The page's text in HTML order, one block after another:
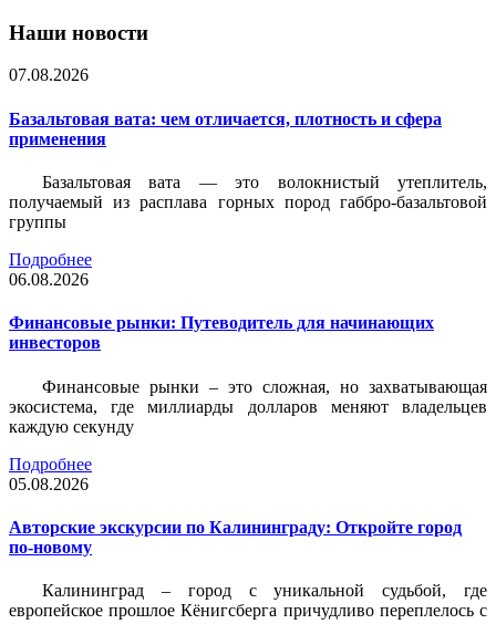
Наши новости
07.08.2026
Базальтовая вата: чем отличается, плотность и сфера
применения
Базальтовая вата — это волокнистый утеплитель,
получаемый из расплава горных пород габбро-базальтовой
группы
Подробнее
06.08.2026
Финансовые рынки: Путеводитель для начинающих
инвесторов
Финансовые рынки – это сложная, но захватывающая
экосистема, где миллиарды долларов меняют владельцев
каждую секунду
Подробнее
05.08.2026
Авторские экскурсии по Калининграду: Откройте город
по-новому
Калининград – город с уникальной судьбой, где
европейское прошлое Кёнигсберга причудливо переплелось с